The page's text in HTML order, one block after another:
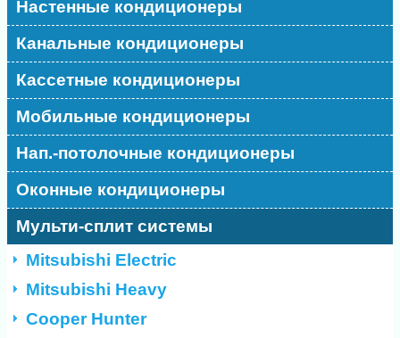
Настенные кондиционеры
Канальные кондиционеры
Кассетные кондиционеры
Мобильные кондиционеры
Нап.-потолочные кондиционеры
Оконные кондиционеры
Мульти-сплит системы
Mitsubishi Electric
Mitsubishi Heavy
Cooper Hunter